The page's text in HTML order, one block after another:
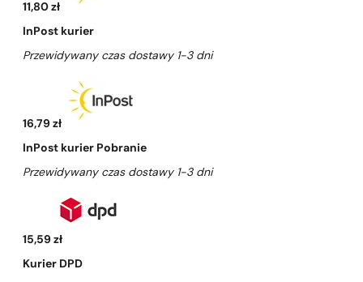
11,80 zł
InPost kurier
Przewidywany czas dostawy 1-3 dni
16,79 zł
InPost kurier Pobranie
Przewidywany czas dostawy 1-3 dni
15,59 zł
Kurier DPD